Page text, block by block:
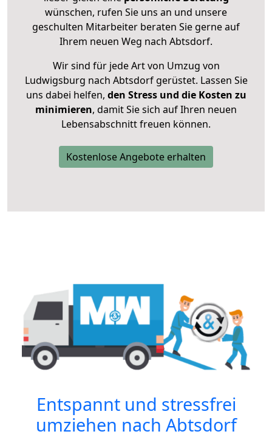
wünschen, rufen Sie uns an und unsere
geschulten Mitarbeiter beraten Sie gerne auf
Ihrem neuen Weg nach Abtsdorf.
Wir sind für jede Art von Umzug von
Ludwigsburg nach Abtsdorf gerüstet. Lassen Sie
uns dabei helfen, den Stress und die Kosten zu
minimieren, damit Sie sich auf Ihren neuen
Lebensabschnitt freuen können.
Kostenlose Angebote erhalten
Entspannt und stressfrei
umziehen nach Abtsdorf